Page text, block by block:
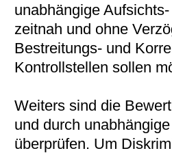
unabhängige
zeitnah und ohne
Bestreitungs- und
Kontrollstellen sollen
Weiters sind die
und durch
überprüfen. Um